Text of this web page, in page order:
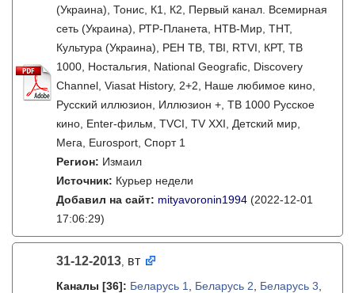
(Украина), Тонис, К1, К2, Первый канал. Всемирная
сеть (Украина), РТР-Планета, НТВ-Мир, ТНТ,
Культура (Украина), РЕН ТВ, ТВI, RTVI, КРТ, ТВ
1000, Ностальгия, National Geografic, Discovery
Channel, Viasat History, 2+2, Наше любимое кино,
Русский иллюзион, Иллюзион +, ТВ 1000 Русское
кино, Enter-фильм, TVCI, TV XXI, Детский мир,
Мега, Eurosport, Спорт 1
Регион: Измаил
Источник: Курьер недели
Добавил на сайт: mityavoronin1994 (2022-12-01
17:06:29)
31-12-2013, вт
Каналы [36]: Беларусь 1 Беларусь 2 Беларусь 3